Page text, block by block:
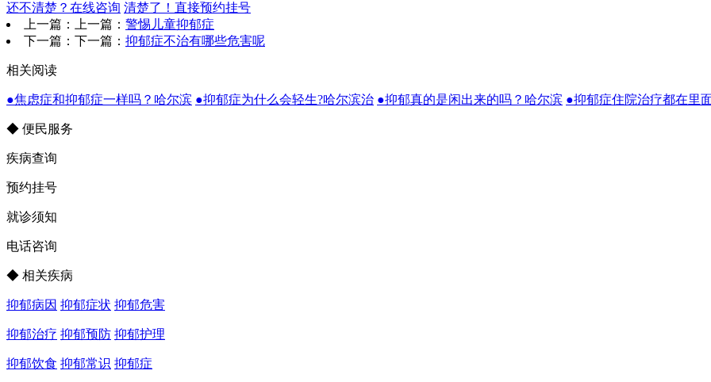
还不清楚？在线咨询 清楚了！直接预约挂号
上一篇：上一篇： 警惕儿童抑郁症
下一篇：下一篇： 抑郁症不治有哪些危害呢
相关阅读
●焦虑症和抑郁症一样吗？哈尔滨 ●抑郁症为什么会轻生?哈尔滨治 ●抑郁真的是闲出来的吗？哈尔滨 ●抑郁症住院治疗都在里
◆ 便民服务
疾病查询
预约挂号
就诊须知
电话咨询
◆ 相关疾病
抑郁病因 抑郁症状 抑郁危害
抑郁治疗 抑郁预防 抑郁护理
抑郁饮食 抑郁常识 抑郁症